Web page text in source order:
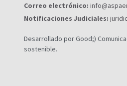
Correo electrónico:
Notificaciones Judiciales:
Desarrollado por Good;)
sostenible.